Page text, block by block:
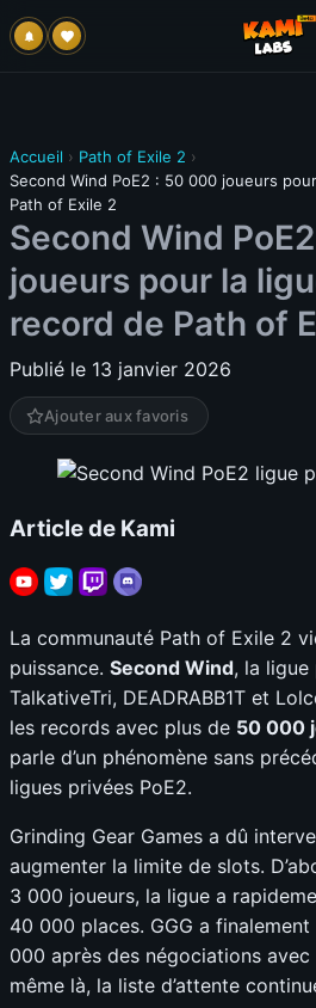
Accueil › Path of Exile 2 ›
Second Wind PoE2 : 50 000 joueurs
Path of Exile 2
Second Wind
joueurs pour la
record de Path of
Publié le 13 janvier 2026
Ajouter aux favoris
Article de Kami
La communauté Path of Exile 2
puissance. Second Wind, la ligue
TalkativeTri, DEADRABB1T et
les records avec plus de 50 000
parle d’un phénomène sans
ligues privées PoE2.
Grinding Gear Games a dû
augmenter la limite de slots.
3 000 joueurs, la ligue a
40 000 places. GGG a
000 après des négociations
même là, la liste d’attente